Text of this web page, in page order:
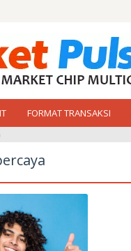
FORMAT TRANSAKSI